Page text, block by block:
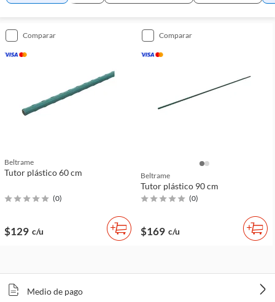
comparar
Beltrame
Tutor plástico 60 cm
(0)
$129 c/u
comparar
Beltrame
Tutor plástico 90 cm
(0)
$169 c/u
Medio de pago